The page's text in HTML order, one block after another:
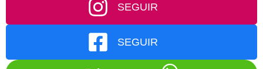
SEGUIR
SEGUIR